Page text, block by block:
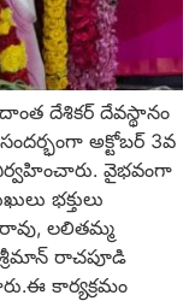
దేశికర్‌ దేవస్థానం
అక్టోబర్‌ 3వ
వైభవంగా
భక్తులు
లలితమ్మ
రాచపూడి
కార్యక్రమం